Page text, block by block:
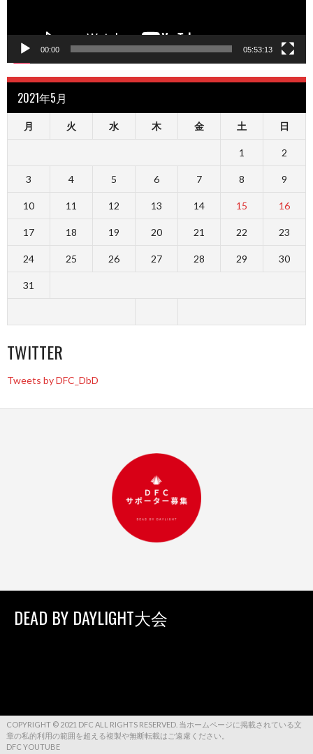
00:00 05:53:13
2021年5月
月 火 水 木 金 土 日
1 2
3 4 5 6 7 8 9
10 11 12 13 14 15 16
17 18 19 20 21 22 23
24 25 26 27 28 29 30
31
TWITTER
Tweets by DFC_DbD
DEAD BY DAYLIGHT大会
COPYRIGHT © 2021 DFC ALL RIGHTS RESERVED. 当ホームページに掲載されている文
章の私的利用の範囲を超える複製や無断転載はご遠慮ください。
DFC YOUTUBE